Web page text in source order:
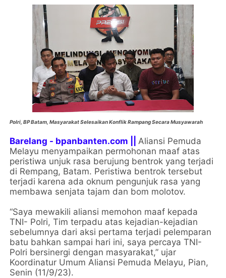
Polri, BP Batam, Masyarakat Selesaikan Konflik Rampang Secara Musyawarah
Barelang - bpanbanten.com || Aliansi Pemuda
Melayu menyampaikan permohonan maaf atas
peristiwa unjuk rasa berujung bentrok yang terjadi
di Rempang, Batam. Peristiwa bentrok tersebut
terjadi karena ada oknum pengunjuk rasa yang
membawa senjata tajam dan bom molotov.
“Saya mewakili aliansi memohon maaf kepada
TNI- Polri, Tim terpadu atas kejadian-kejadian
sebelumnya dari aksi pertama terjadi pelemparan
batu bahkan sampai hari ini, saya percaya TNI-
Polri bersinergi dengan masyarakat,” ujar
Koordinatur Umum Aliansi Pemuda Melayu, Pian,
Senin (11/9/23).